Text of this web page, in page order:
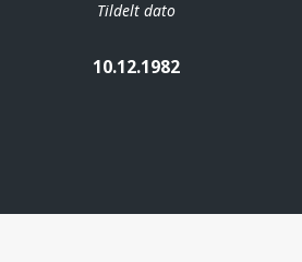
Tildelt dato
10.12.1982